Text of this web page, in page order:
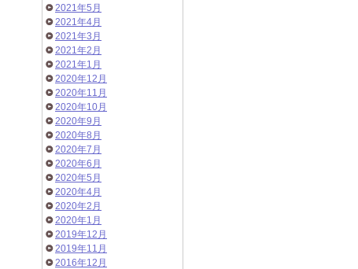
2021年5月
2021年4月
2021年3月
2021年2月
2021年1月
2020年12月
2020年11月
2020年10月
2020年9月
2020年8月
2020年7月
2020年6月
2020年5月
2020年4月
2020年2月
2020年1月
2019年12月
2019年11月
2016年12月